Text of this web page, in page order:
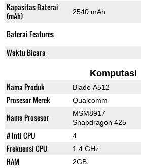
Kapasitas Baterai
(mAh)
2540 mAh
Baterai Features
Waktu Bicara
Komputasi
Nama Produk Blade A512
Prosesor Merek Qualcomm
Nama Prosesor
MSM8917
Snapdragon 425
# Inti CPU 4
Frekuensi CPU 1.4 GHz
RAM 2GB